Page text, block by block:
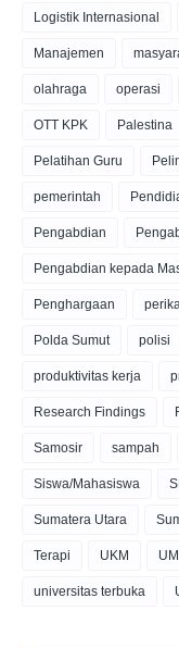
Logistik Internasional
Manajemen
olahraga operasi
OTT KPK Palestina
Pelatihan Guru
pemerintah
Pengabdian
Pengabdian kepada
Penghargaan
Polda Sumut polisi
produktivitas kerja
Research Findings
Samosir sampah
Siswa/Mahasiswa
Sumatera Utara
Terapi UKM
universitas terbuka